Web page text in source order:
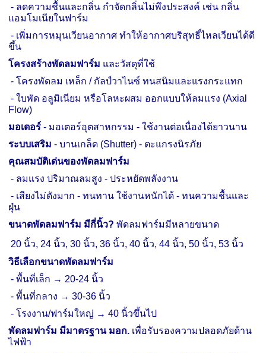
- ลดความชื้นและกลิ่น กำจัดกลิ่นไม่พึงประสงค์ เช่น กลิ่น
แอมโมเนียในฟาร์ม
- เพิ่มการหมุนเวียนอากาศ ทำให้อากาศบริสุทธิ์ไหลเวียนได้ดี
ขึ้น
โครงสร้างพัดลมฟาร์ม และวัสดุที่ใช้
-โครงพัดลม เหล็ก / กัลป์วาไนซ์ ทนสนิมและแรงกระแทก
-ใบพัด อลูมิเนียม หรือโลหะผสม ออกแบบให้ลมแรง (Axial
Flow)
มอเตอร์- มอเตอร์อุตสาหกรรม- ใช้งานต่อเนื่องได้ยาวนาน
ระบบเสริม- บานเกล็ด (Shutter) - ตะแกรงนิรภัย
คุณสมบัติเด่นของพัดลมฟาร์ม
- ลมแรง ปริมาณลมสูง -ประหยัดพลังงาน
- เสียงไม่ดังมาก - ทนทาน ใช้งานหนักได้ -ทนความชื้นและ
ฝุ่น
ขนาดพัดลมฟาร์ม มีกี่นิ้ว? พัดลมฟาร์มมีหลายขนาด
20 นิ้ว, 24 นิ้ว,30 นิ้ว,36 นิ้ว,40 นิ้ว,44 นิ้ว,50 นิ้ว,53 นิ้ว
วิธีเลือกขนาดพัดลมฟาร์ม
-พื้นที่เล็ก → 20-24 นิ้ว
- พื้นที่กลาง → 30-36 นิ้ว
- โรงงาน/ฟาร์มใหญ่ → 40 นิ้วขึ้นไป
พัดลมฟาร์ม มีมาตรฐาน มอก. เพื่อรับรองความปลอดภัยด้าน
ไฟฟ้า